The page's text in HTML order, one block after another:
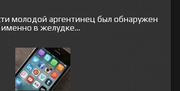
молодой аргентинец был обнаружен
в желудке...